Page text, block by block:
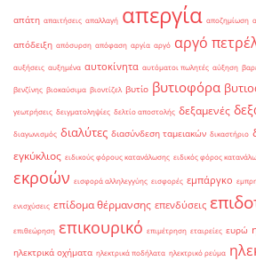
απάτη απαιτήσεις απαλλαγή απεργία αποζημίωση
απόδειξη απόσυρση απόφαση αργία αργό αργό
αυξήσεις αυξημένα αυτοκίνητα αυτόματοι πωλητές αύξηση
βενζίνης βιοκαύσιμα βιοντίζελ βυτίο βυτιοφόρα
γεωτρήσεις δειγματοληψίες δελτίο αποστολής δεξαμενές
διαγωνισμός διαλύτες διασύνδεση ταμειακών δικαστήριο
εγκύκλιος ειδικούς φόρους κατανάλωσης ειδικός φόρος
εκροών εισφορά αλληλεγγύης εισφορές εμπάργκο
ενισχύσεις επίδομα θέρμανσης επενδύσεις
επιθεώρηση επικουρικό επιμέτρηση εταιρείες ευρώ
ηλεκτρικά οχήματα ηλεκτρικά ποδήλατα ηλεκτρικό ρεύμα